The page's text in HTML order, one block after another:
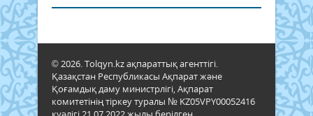
© 2026. Tolqyn.kz ақпараттық агенттігі.
Қазақстан Республикасы Ақпарат және
Қоғамдық даму министрлігі, Ақпарат
комитетінің тіркеу туралы № KZ05VPY00052416